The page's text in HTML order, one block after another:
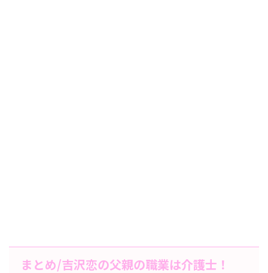
まとめ/吉沢恋の父親の職業は介護士！